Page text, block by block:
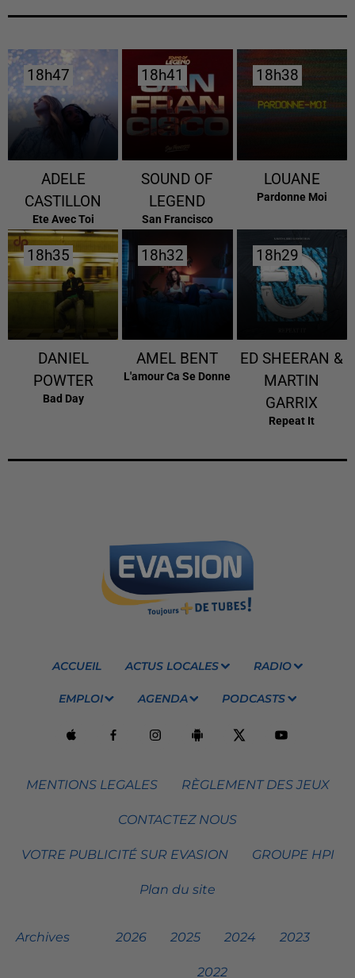
18h47
18h47
ADELE
CASTILLON
Ete Avec Toi
18h41
18h41
SOUND OF
LEGEND
San Francisco
18h38
18h38
LOUANE
Pardonne Moi
18h35
18h35
DANIEL
POWTER
Bad Day
18h32
18h32
AMEL BENT
L'amour Ca Se Donne
18h29
18h29
ED SHEERAN &
MARTIN
GARRIX
Repeat It
ACCUEIL ACTUS LOCALES RADIO
EMPLOI AGENDA PODCASTS
MENTIONS LEGALES RÈGLEMENT DES JEUX
CONTACTEZ NOUS
VOTRE PUBLICITÉ SUR EVASION GROUPE HPI
Plan du site
Archives 2026 2025 2024 2023
2022